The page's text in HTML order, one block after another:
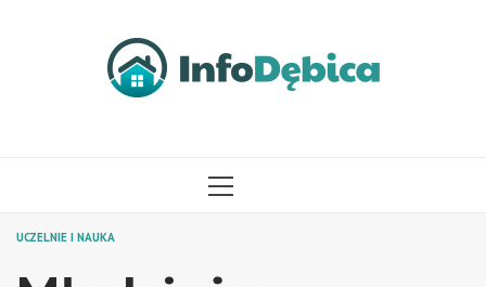
MENU
UCZELNIE I NAUKA